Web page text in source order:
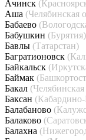
Ачинск
Аша (Челябинская
Бабаево
Бабушкин (Бурятия)
Бавлы (Татарстан)
Багратионовск
Байкальск
Баймак
Бакал (Челябинская
Баксан
Балабаново
Балаково
Балахна